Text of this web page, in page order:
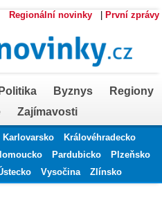
Regionální novinky První zprávy
Politika Byznys
Regiony
Zajímavosti
Karlovarsko
Královéhradecko
Pardubicko
Plzeňsko
Vysočina Zlínsko